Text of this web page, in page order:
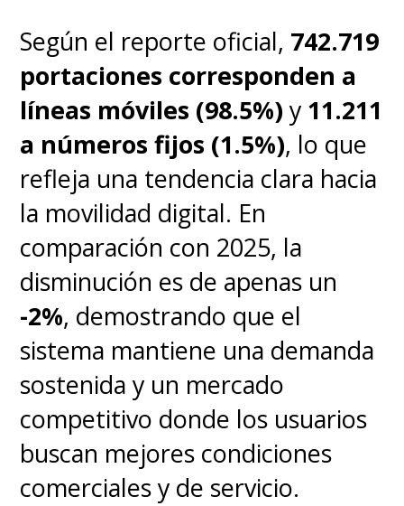
entorno físico en tiempo real.
Asimismo, puedeconvertir
fotos y videos 2D en
experiencias 3D inmersivasy
ofrececompatibilidad con
herramientas de edición
Adobe Pulsar para crear
contenido cinematográfico en
realidad extendida.
Según el reporte oficial, 742.719
portaciones corresponden a
líneas móviles (98.5%) y 11.211
a números fijos (1.5%), lo que
refleja una tendencia clara hacia
la movilidad digital. En
comparación con 2025, la
disminución es de apenas un
-2%, demostrando que el
sistema mantiene una demanda
sostenida y un mercado
competitivo donde los usuarios
buscan mejores condiciones
comerciales y de servicio.